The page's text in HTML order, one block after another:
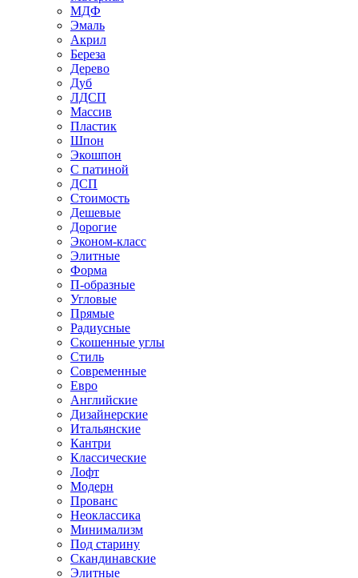
МДФ
Эмаль
Акрил
Береза
Дерево
Дуб
ЛДСП
Массив
Пластик
Шпон
Экошпон
С патиной
ДСП
Стоимость
Дешевые
Дорогие
Эконом-класс
Элитные
Форма
П-образные
Угловые
Прямые
Радиусные
Скошенные углы
Стиль
Современные
Евро
Английские
Дизайнерские
Итальянские
Кантри
Классические
Лофт
Модерн
Прованс
Неоклассика
Минимализм
Под старину
Скандинавские
Элитные